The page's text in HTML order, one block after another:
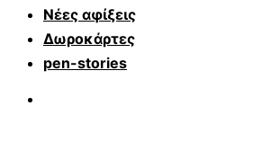
Νέες αφίξεις
Δωροκάρτες
pen-stories